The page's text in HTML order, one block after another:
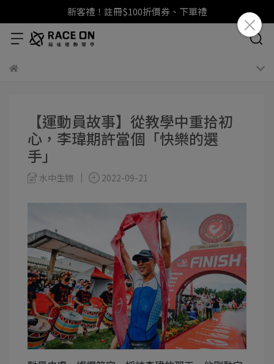
新客禮！註冊$100折價券、下單禮
【運動員故事】從教學中重拾初
心，李瑋期許當個「快樂的選
手」
水中生物 2022-09-21